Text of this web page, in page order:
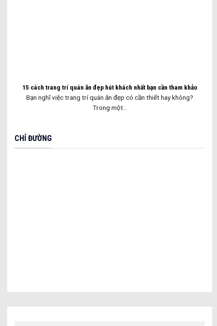
15 cách trang trí quán ăn đẹp hút khách nhất bạn cần tham khảo
Bạn nghĩ việc trang trí quán ăn đẹp có cần thiết hay không?
Trong một...
CHỈ ĐƯỜNG